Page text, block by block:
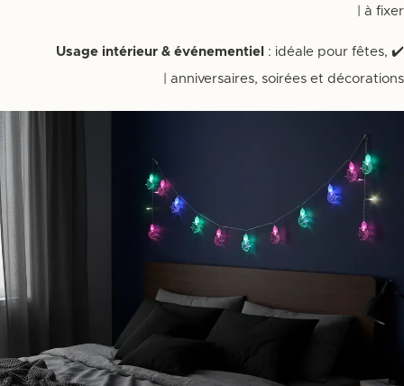
à fixer |
✔️
Usage intérieur & événementiel : idéale pour fêtes,
anniversaires, soirées et décorations |